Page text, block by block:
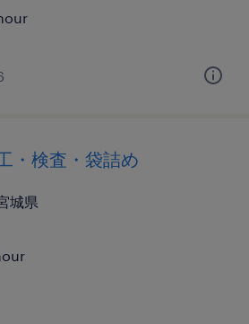
・検査・袋詰め
城県